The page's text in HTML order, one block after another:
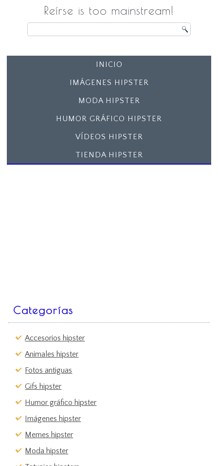
Reírse is too mainstream!
INICIO
IMÁGENES HIPSTER
MODA HIPSTER
HUMOR GRÁFICO HIPSTER
VÍDEOS HIPSTER
TIENDA HIPSTER
Categorías
Accesorios hipster
Animales hipster
Fotos antiguas
Gifs hipster
Humor gráfico hipster
Imágenes hipster
Memes hipster
Moda hipster